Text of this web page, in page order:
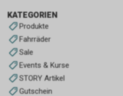
KATEGORIEN
Produkte
Fahrräder
Sale
Events & Kurse
STORY Artikel
Gutschein